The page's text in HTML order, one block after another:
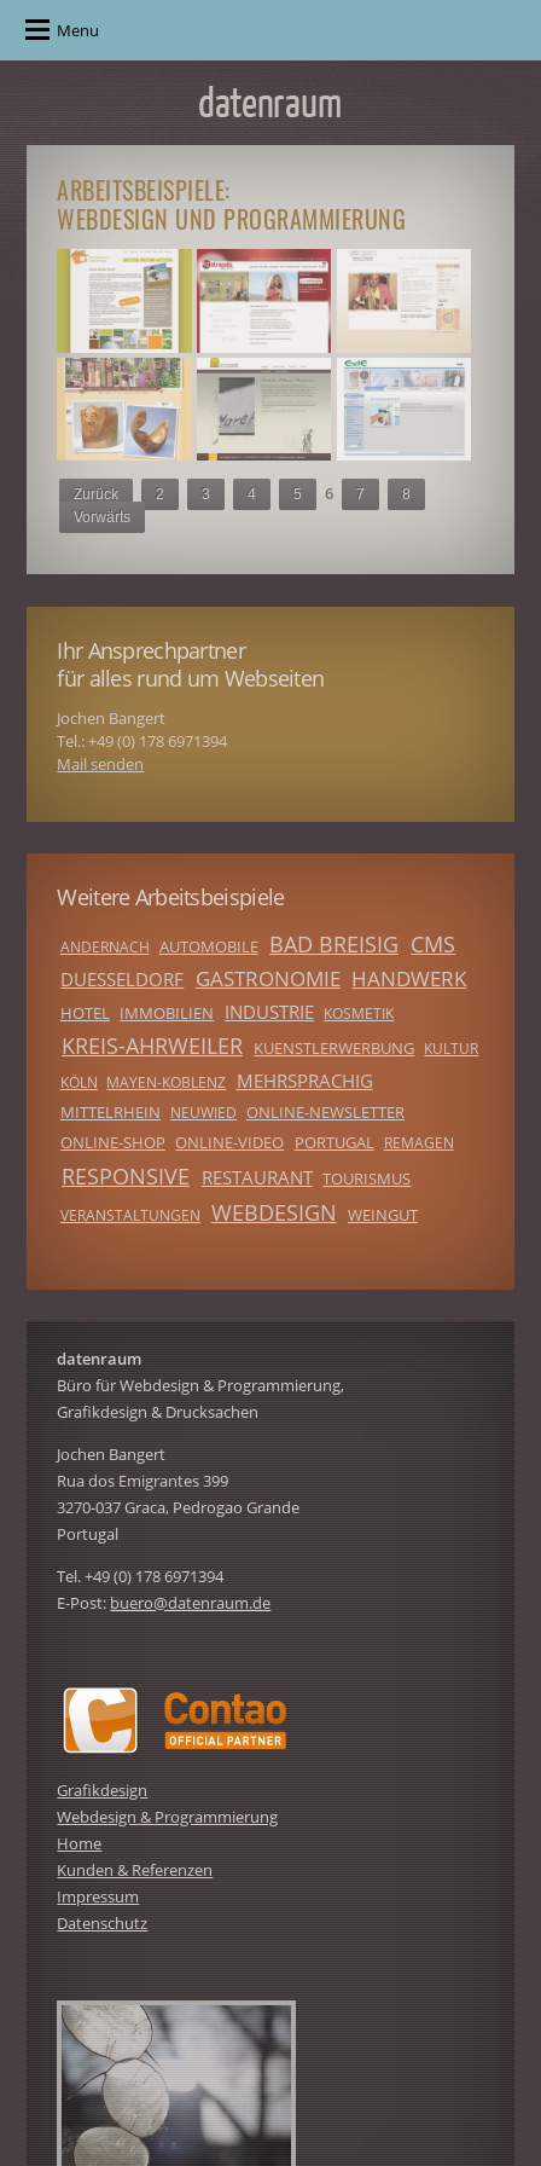
Menu
ARBEITSBEISPIELE:
WEBDESIGN UND PROGRAMMIERUNG
Zurück 2 3 4 5 6 7
8
Vorwärts
Ihr Ansprechpartner
für alles rund um Webseiten
Jochen Bangert
Tel.: +49 (0) 178 6971394
Mail senden
Weitere Arbeitsbeispiele
ANDERNACH AUTOMOBILE BAD BREISIG CMS
DUESSELDORF GASTRONOMIE HANDWERK
HOTEL IMMOBILIEN INDUSTRIE KOSMETIK
KREIS-AHRWEILER KUENSTLERWERBUNG KULTUR
KÖLN MAYEN-KOBLENZ MEHRSPRACHIG
MITTELRHEIN NEUWIED ONLINE-NEWSLETTER
ONLINE-SHOP ONLINE-VIDEO PORTUGAL REMAGEN
RESPONSIVE RESTAURANT TOURISMUS
VERANSTALTUNGEN WEBDESIGN WEINGUT
datenraum
Büro für Webdesign & Programmierung,
Grafikdesign & Drucksachen
Jochen Bangert
Rua dos Emigrantes 399
3270-037 Graca, Pedrogao Grande
Portugal
Tel. +49 (0) 178 6971394
E-Post:buero@datenraum.de
Grafikdesign
Webdesign & Programmierung
Home
Kunden & Referenzen
Impressum
Datenschutz